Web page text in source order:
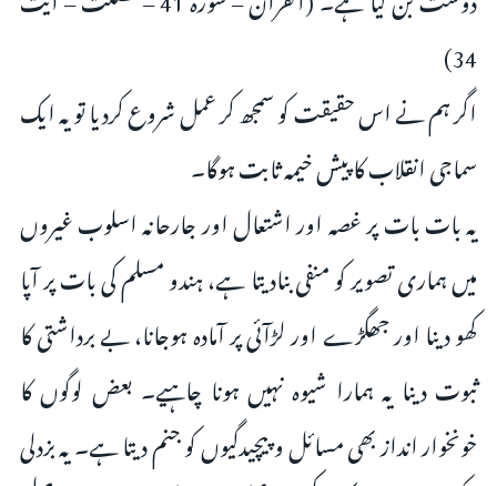
34)
اگر ہم نے اس حقیقت کو سمجھ کر عمل شروع کردیا تو یہ ایک
سماجی انقلاب کا پیش خیمہ ثابت ہوگا۔
یہ بات بات پر غصہ اور اشتعال اور جارحانہ اسلوب غیروں
میں ہماری تصویر کو منفی بنادیتا ہے، ہندو مسلم کی بات پر آپا
کھو دینا اور جھگڑے اور لڑآئی پر آمادہ ہوجانا، بے برداشتی کا
ثبوت دینا یہ ہمارا شیوہ نہیں ہونا چاہیے۔ بعض لوگوں کا
خونخوار انداز بھی مسائل وپیچیدگیوں کو جنم دیتا ہے۔ یہ بزدلی